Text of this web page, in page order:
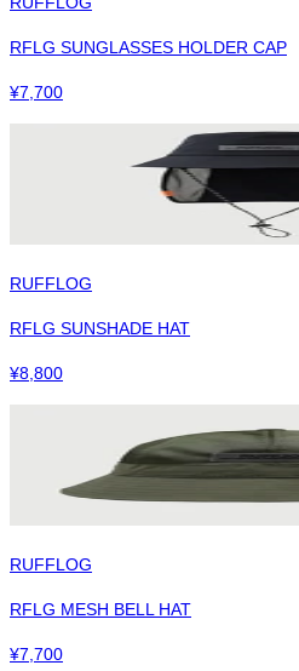
RFLG SUNGLASSES HOLDER CAP
¥7,700
RUFFLOG
RFLG SUNSHADE HAT
¥8,800
RUFFLOG
RFLG MESH BELL HAT
¥7,700